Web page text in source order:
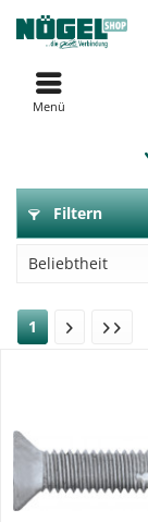
Menü
Filtern
1